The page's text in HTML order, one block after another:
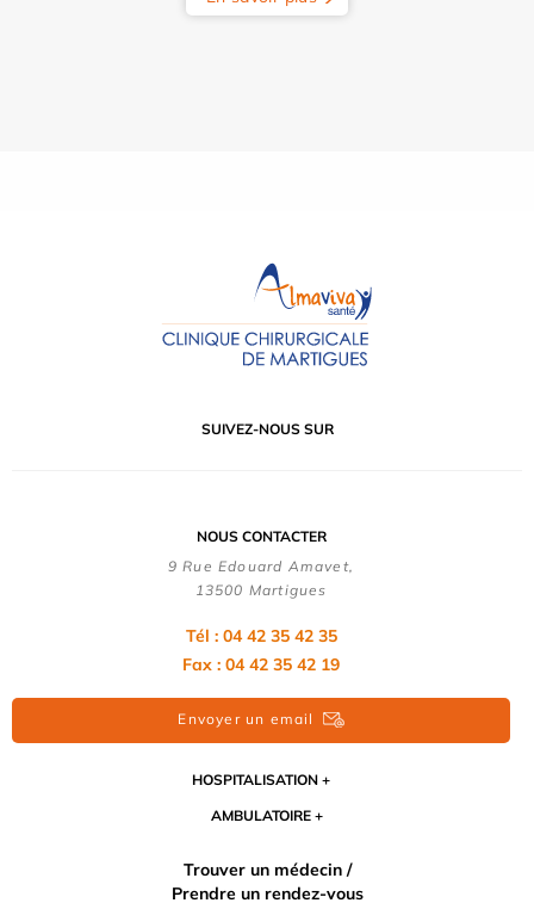
SUIVEZ-NOUS SUR
NOUS CONTACTER
9 Rue Edouard Amavet,
13500 Martigues
Tél : 04 42 35 42 35
Fax : 04 42 35 42 19
Envoyer un email
HOSPITALISATION
AMBULATOIRE
Trouver un médecin /
Prendre un rendez-vous